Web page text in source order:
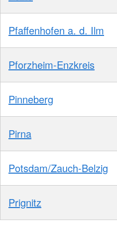
Pfaffenhofen a. d. Ilm
Pforzheim-Enzkreis
Pinneberg
Pirna
Potsdam/Zauch-Belzig
Prignitz